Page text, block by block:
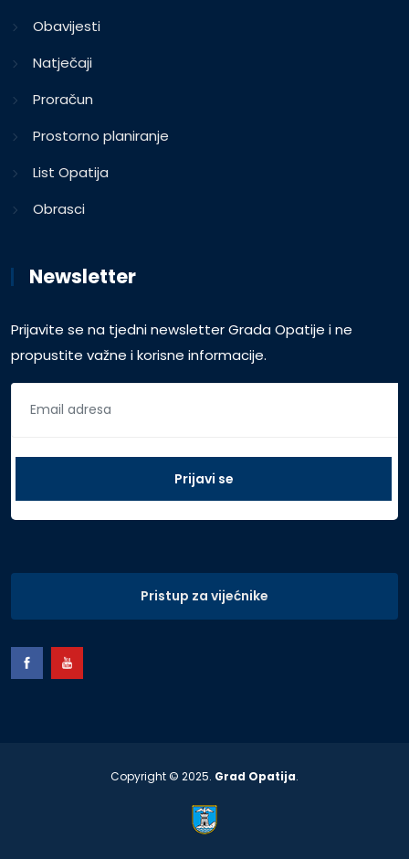
Obavijesti
Natječaji
Proračun
Prostorno planiranje
List Opatija
Obrasci
Newsletter
Prijavite se na tjedni newsletter Grada Opatije i ne
propustite važne i korisne informacije.
Pristup za vijećnike
Copyright © 2025. Grad Opatija.